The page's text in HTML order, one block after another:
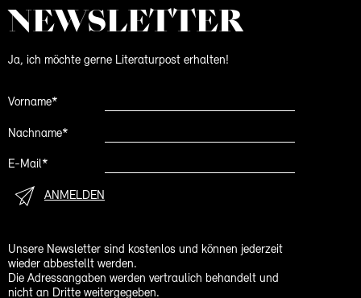
NEWS­LETTER
Ja, ich möchte gerne Literaturpost erhalten!
Vorname*
Nachname*
E-Mail*
ANMELDEN
Unsere Newsletter sind kostenlos und können jederzeit
wieder abbestellt werden.
Die Adressangaben werden vertraulich behandelt und
nicht an Dritte weitergegeben.